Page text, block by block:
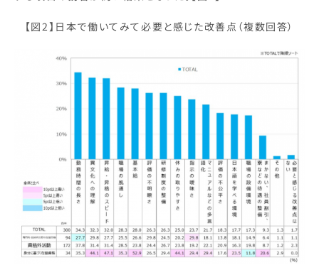
【図2】日本で働いてみて必要と感じた改善点（複数回答）